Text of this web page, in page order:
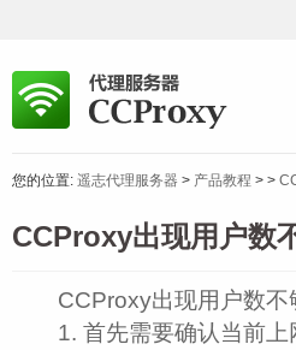
您的位置: 遥志代理服务器 > 产品教程 > >
CCProxy出现用户数
CCProxy出现用户数不
1. 首先需要确认当前上